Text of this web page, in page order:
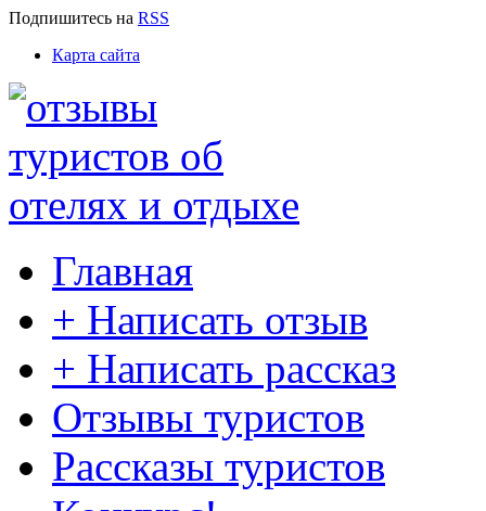
Подпишитесь на RSS
Карта сайта
Главная
+ Написать отзыв
+ Написать рассказ
Отзывы туристов
Рассказы туристов